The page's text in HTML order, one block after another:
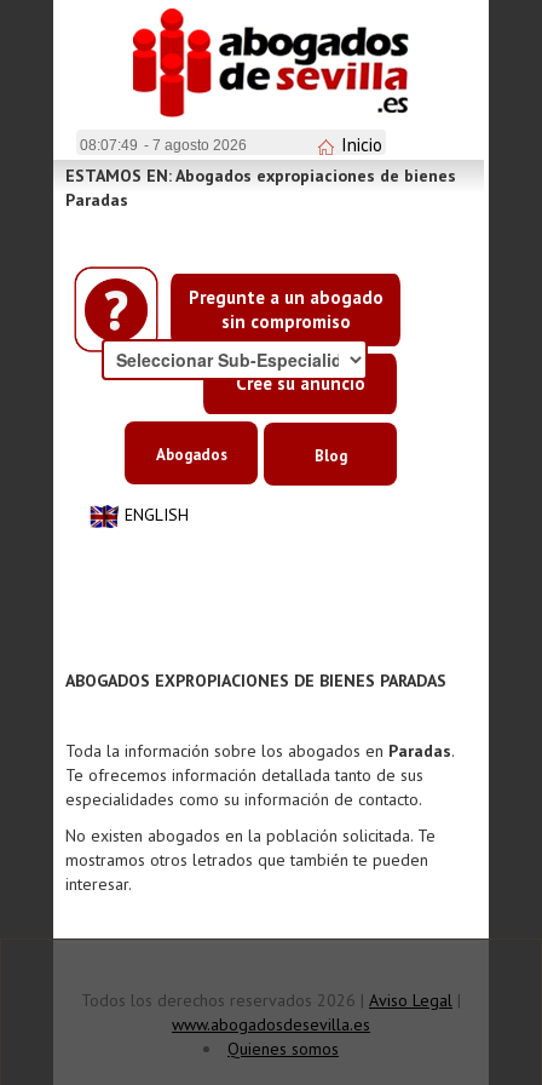
08:07:49 - 7 agosto 2026 Inicio
Pregunte a un abogado
sin compromiso
Cree su anuncio
ESTAMOS EN: Abogados expropiaciones de bienes
Paradas
ENGLISH
Abogados Blog
ABOGADOS EXPROPIACIONES DE BIENES PARADAS
Toda la información sobre los abogados en Paradas.
Te ofrecemos información detallada tanto de sus
especialidades como su información de contacto.
No existen abogados en la población solicitada. Te
mostramos otros letrados que también te pueden
interesar.
Todos los derechos reservados 2026 | Aviso Legal |
www.abogadosdesevilla.es
Quienes somos